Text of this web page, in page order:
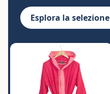
Esplora la selezione